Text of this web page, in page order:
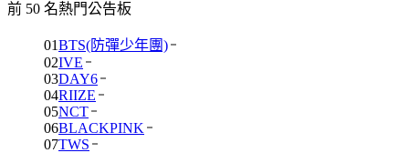
前 50 名熱門公告板
01BTS(防彈少年團)
02IVE
03DAY6
04RIIZE
05NCT
06BLACKPINK
07TWS